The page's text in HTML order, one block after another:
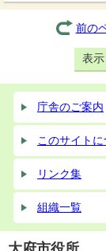
前の
表示
庁舎のご案内
このサイトに
リンク集
組織一覧